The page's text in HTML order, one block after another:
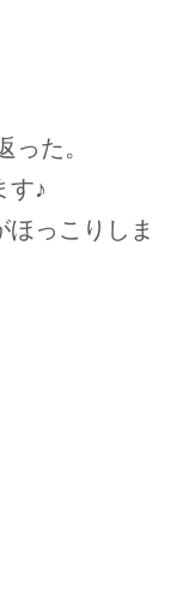
た。
す♪
っこりしま